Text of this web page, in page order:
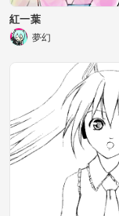
紅一葉
夢幻